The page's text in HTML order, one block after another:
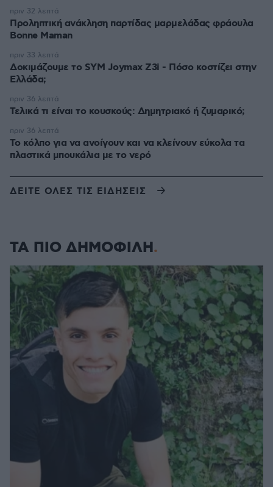
Προληπτική ανάκληση παρτίδας μαρμελάδας φράουλα
Bonne Maman
πριν 32 λεπτά
Δοκιμάζουμε το SYM Joymax Z3i - Πόσο κοστίζει στην
Ελλάδα;
πριν 33 λεπτά
Τελικά τι είναι το κουσκούς: Δημητριακό ή ζυμαρικό;
πριν 36 λεπτά
Το κόλπο για να ανοίγουν και να κλείνουν εύκολα τα
πλαστικά μπουκάλια με το νερό
πριν 36 λεπτά
ΔΕΙΤΕ ΟΛΕΣ ΤΙΣ ΕΙΔΗΣΕΙΣ
ΤΑ ΠΙΟ ΔΗΜΟΦΙΛΗ